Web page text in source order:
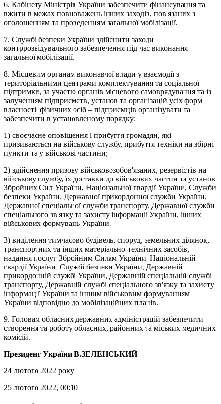
6. Кабінету Міністрів України забезпечити фінансування та
вжити в межах повноважень інших заходів, пов'язаних з
оголошенням та проведенням загальної мобілізації.
7. Службі безпеки України здійснити заходи
контррозвідувального забезпечення під час виконання
загальної мобілізації.
8. Місцевим органам виконавчої влади у взаємодії з
територіальними центрами комплектування та соціальної
підтримки, за участю органів місцевого самоврядування та із
залученням підприємств, установ та організацій усіх форм
власності, фізичних осіб – підприємців організувати та
забезпечити в установленому порядку:
1) своєчасне оповіщення і прибуггя громадян, які
призиваються на військову службу, прибуття техніки на збірні
пункти та у військові частини;
2) здійснення призову військовозобов'язаних, резервістів на
військову службу, їх доставки до військових частин та установ
Збройних Сил України, Національної гвардії України, Служби
безпеки України. Державної прикордонної служби України,
Державної спеціальної служби транспорту. Державної служби
спеціального зв'язку та захисту інформації України, інших
військових формувань України;
3) виділення тимчасово будівель, споруд, земельних ділянок,
транспортних та інших матеріально-технічних засобів,
надання послуг Збройним Силам України, Національній
гвардії України, Службі безпеки України, Державній
прикордонній службі України, Державній спеціальній службі
транспорту, Державній службі спеціального зв'язку та захисту
інформації України та іншим військовим формуванням
України відповідно до мобілізаційних планів.
9. Головам обласних державних адміністрацій забезпечити
створення та роботу обласних, районних та міських медичних
комісій.
Президент України В.ЗЕЛЕНСЬКИЙ
24 лютого 2022 року
25 лютого 2022, 00:10